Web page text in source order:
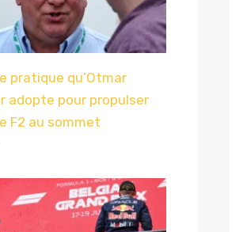
pratique qu’Otmar
adopte pour propulser
F2 au sommet